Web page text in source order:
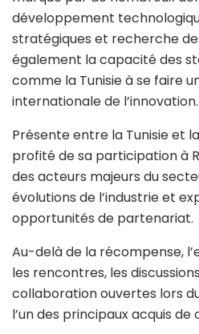
développement
stratégiques et recherche
également la capacité des
comme la Tunisie à se faire
internationale de l’innovation.
Présente entre la Tunisie et
profité de sa participation à
des acteurs majeurs du
évolutions de l’industrie et
opportunités de partenariat.
Au-delà de la récompense,
les rencontres, les
collaboration ouvertes lors
l’un des principaux acquis